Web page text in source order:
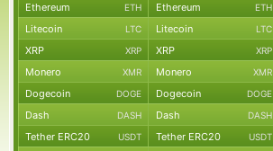
Ethereum ETH Ethereum ETH
Litecoin LTC Litecoin LTC
XRP XRP XRP XRP
Monero XMR Monero XMR
Dogecoin DOGE Dogecoin DOGE
Dash DASH Dash DASH
Tether ERC20 USDT Tether ERC20 USDT